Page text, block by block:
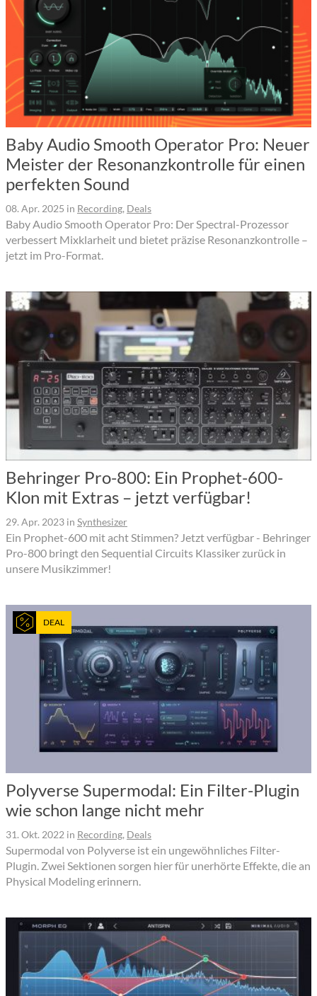
Baby Audio Smooth Operator Pro: Neuer
Meister der Resonanzkontrolle für einen
perfekten Sound
08. Apr. 2025 in Recording, Deals
Baby Audio Smooth Operator Pro: Der Spectral-Prozessor
verbessert Mixklarheit und bietet präzise Resonanzkontrolle –
jetzt im Pro-Format.
Behringer Pro-800: Ein Prophet-600-
Klon mit Extras – jetzt verfügbar!
29. Apr. 2023 in Synthesizer
Ein Prophet-600 mit acht Stimmen? Jetzt verfügbar - Behringer
Pro-800 bringt den Sequential Circuits Klassiker zurück in
unsere Musikzimmer!
DEAL
Polyverse Supermodal: Ein Filter-Plugin
wie schon lange nicht mehr
31. Okt. 2022 in Recording, Deals
Supermodal von Polyverse ist ein ungewöhnliches Filter-
Plugin. Zwei Sektionen sorgen hier für unerhörte Effekte, die an
Physical Modeling erinnern.